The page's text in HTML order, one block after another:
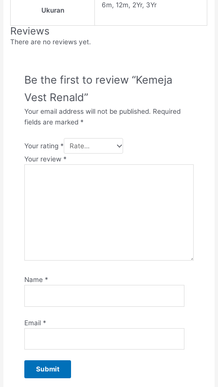
Ukuran
6m, 12m, 2Yr, 3Yr
Reviews
There are no reviews yet.
Be the first to review “Kemeja
Vest Renald”
Your email address will not be published. Required
fields are marked *
Your rating *
Your review *
Name *
Email *